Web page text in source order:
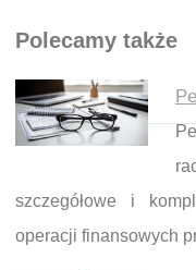
Polecamy także
szczegółowe i
operacji finansowych
Nawigacja